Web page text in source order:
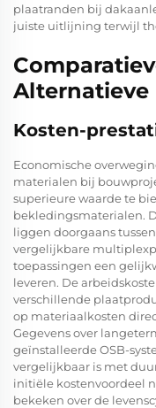
plaatranden bij
juiste uitlijning terwijl
Alternatieve
Kosten-
Economische
materialen bij
superieure waarde te
bekledingsmaterialen.
liggen doorgaans
vergelijkbare
toepassingen een
leveren. De
verschillende
op materiaalkosten
Gegevens over
geïnstalleerde OSB-
vergelijkbaar is met
initiële kostenvoordeel
bekeken over de